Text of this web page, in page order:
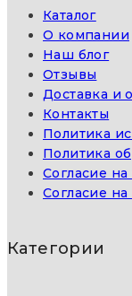
Каталог
О компании
Наш блог
Отзывы
Доставка и
Контакты
Политика
Политика
Согласие
Согласие
Категории